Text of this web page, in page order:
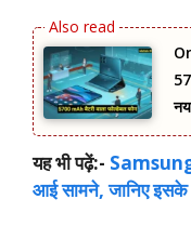
यह भी पढ़ें:-
आई सामने, जानिए इसके